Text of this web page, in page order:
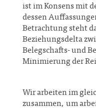
ist im Konsens mit
dessen
Betrachtung steht
Beziehungsdelta
Belegschafts- und
Minimierung der
Wir arbeiten im
zusammen, um